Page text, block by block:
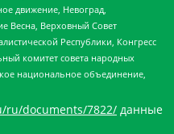
движение, Невоград,
Весна, Верховный Совет
Республики, Конгресс
комитет совета народных
национальное объединение,
ru/documents/7822/ данные